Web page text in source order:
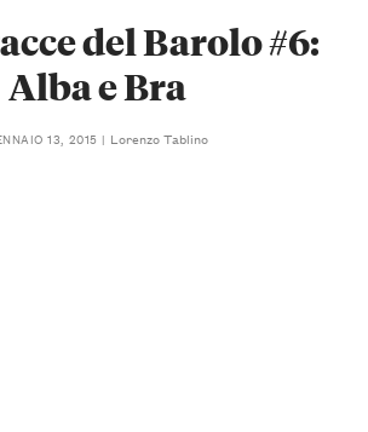
del Barolo #6:
Alba e Bra
13, 2015 Lorenzo Tablino